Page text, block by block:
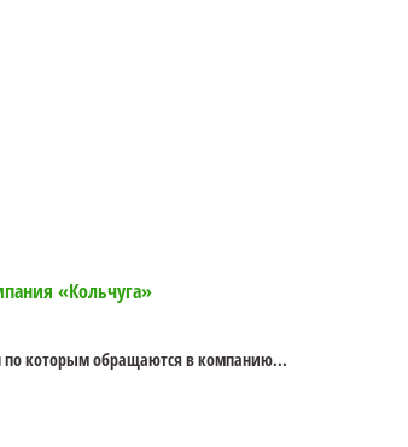
«Кольчуга»
по которым обращаются в компанию...